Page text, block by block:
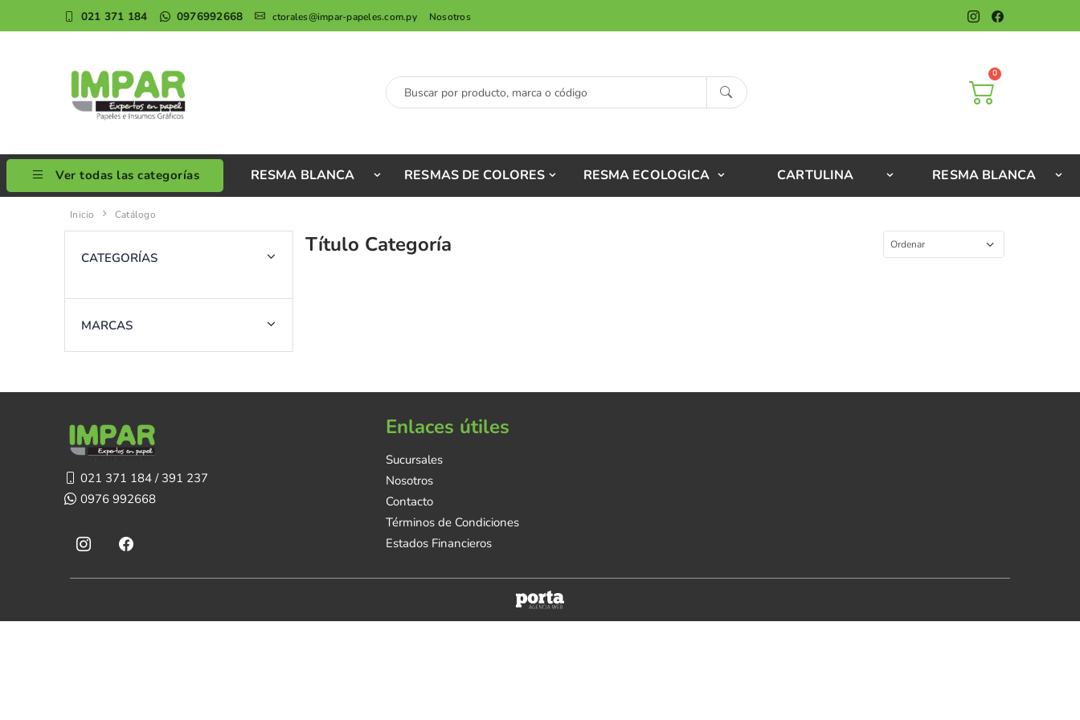
021 371 184 0976992668 ctorales@impar-papeles.com.py Nosotros
0
Ver todas las categorías RESMA BLANCA RESMAS DE COLORES RESMA ECOLOGICA CARTULINA RESMA BLANCA
Inicio Catálogo
Título Categoría
CATEGORÍAS
MARCAS
021 371 184 / 391 237
0976 992668
Enlaces útiles
Sucursales
Nosotros
Contacto
Términos de Condiciones
Estados Financieros